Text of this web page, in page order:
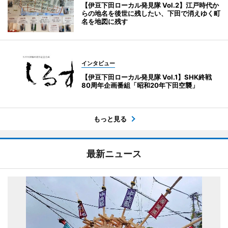
【伊豆下田ローカル発見隊 Vol.2】江戸時代か
らの地名を後世に残したい、下田で消えゆく町
名を地図に残す
インタビュー
【伊豆下田ローカル発見隊 Vol.1】SHK終戦
80周年企画番組「昭和20年下田空襲」
もっと見る
最新ニュース